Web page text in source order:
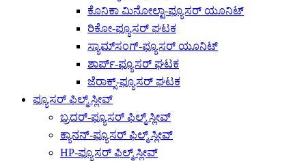
ಕೊನಿಕಾ ಮಿನೋಲ್ಟಾ-ಫ್ಯೂಸರ್ ಯೂನಿಟ್
ರಿಕೋ-ಫ್ಯೂಸರ್ ಘಟಕ
ಸ್ಯಾಮ್‌ಸಂಗ್-ಫ್ಯೂಸರ್ ಯೂನಿಟ್
ಶಾರ್ಪ್-ಫ್ಯೂಸರ್ ಘಟಕ
ಜೆರಾಕ್ಸ್-ಫ್ಯೂಸರ್ ಘಟಕ
ಫ್ಯೂಸರ್ ಫಿಲ್ಮ್ ಸ್ಲೀವ್
ಬ್ರದರ್-ಫ್ಯೂಸರ್ ಫಿಲ್ಮ್ ಸ್ಲೀವ್
ಕ್ಯಾನನ್-ಫ್ಯೂಸರ್ ಫಿಲ್ಮ್ ಸ್ಲೀವ್
HP-ಫ್ಯೂಸರ್ ಫಿಲ್ಮ್ ಸ್ಲೀವ್